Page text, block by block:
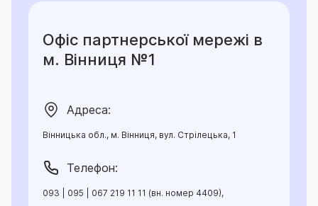
Офіс партнерської мережі в
м. Вінниця №1
Адреса:
Вінницька обл., м. Вінниця, вул. Стрілецька, 1
Телефон:
093 | 095 | 067 219 11 11 (вн. номер 4409),